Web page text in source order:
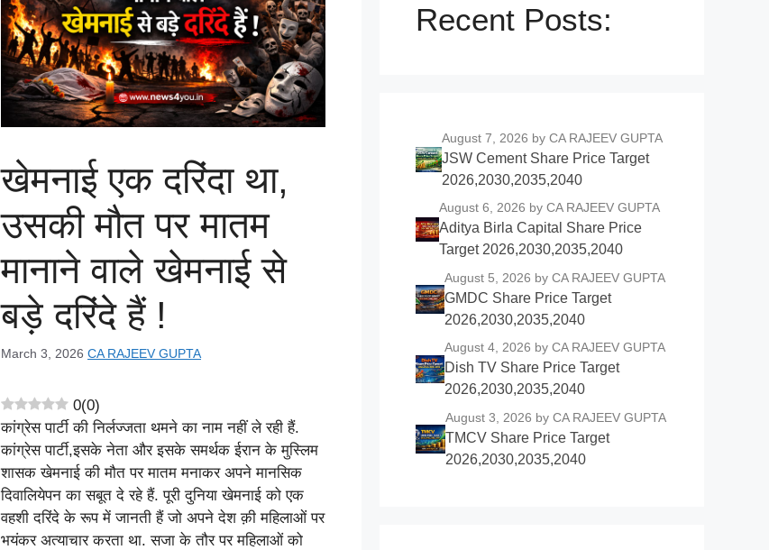
खेमनाई एक दरिंदा था,
उसकी मौत पर मातम
मानाने वाले खेमनाई से
बड़े दरिंदे हैं !
March 3, 2026 CA RAJEEV GUPTA
0(0)
कांग्रेस पार्टी की निर्लज्जता थमने का नाम नहीं ले रही हैं.
कांग्रेस पार्टी,इसके नेता और इसके समर्थक ईरान के मुस्लिम
शासक खेमनाई की मौत पर मातम मनाकर अपने मानसिक
दिवालियेपन का सबूत दे रहे हैं. पूरी दुनिया खेमनाई को एक
वहशी दरिंदे के रूप में जानती हैं जो अपने देश क़ी महिलाओं पर
भयंकर अत्याचार करता था. सजा के तौर पर महिलाओं को
Recent Posts:
August 7, 2026 by CA RAJEEV GUPTA
JSW Cement Share Price Target
2026,2030,2035,2040
August 6, 2026 by CA RAJEEV GUPTA
Aditya Birla Capital Share Price
Target 2026,2030,2035,2040
August 5, 2026 by CA RAJEEV GUPTA
GMDC Share Price Target
2026,2030,2035,2040
August 4, 2026 by CA RAJEEV GUPTA
Dish TV Share Price Target
2026,2030,2035,2040
August 3, 2026 by CA RAJEEV GUPTA
TMCV Share Price Target
2026,2030,2035,2040